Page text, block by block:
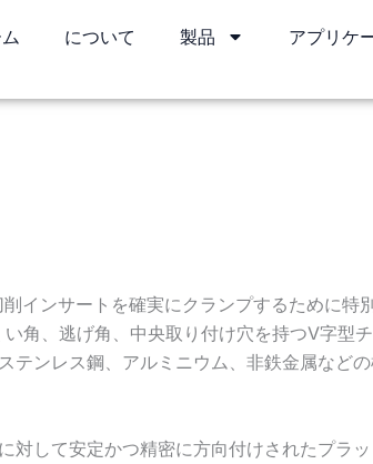
について 製品 アプリケ
インサートを確実にクランプするために特
角、逃げ角、中央取り付け穴を持つV字型
ンレス鋼、アルミニウム、非鉄金属など
対して安定かつ精密に方向付けされたプラ